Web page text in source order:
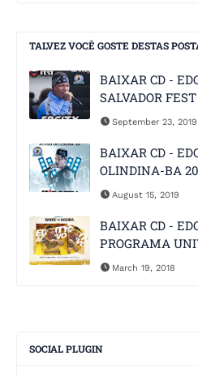
TALVEZ VOCÊ GOSTE DESTAS
BAIXAR CD -
SALVADOR
September 23, 2019
BAIXAR CD -
OLINDINA-BA
August 15, 2019
BAIXAR CD -
PROGRAMA
March 19, 2018
SOCIAL PLUGIN